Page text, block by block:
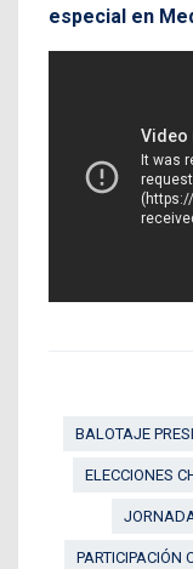
especial en
BALOTAJE
ELECCIONES
PARTICIPACIÓN